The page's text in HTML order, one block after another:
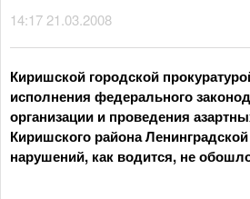
14:17 21.03.2008
Киришской городской
исполнения федерального
организации и проведения
Киришского района
нарушений, как водится, не